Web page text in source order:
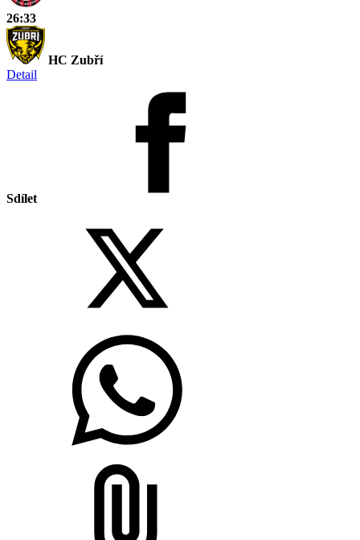
26:33
HC Zubří
Detail
Sdílet